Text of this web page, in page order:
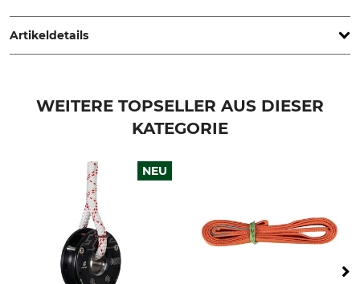
Malataverne, France, www.ftc-tree.com
Artikeldetails
Modellbezeichnung
Made in France
Bruchlast
117 kN
Gewicht
WEITERE TOPSELLER AUS DIESER
KATEGORIE
NEU